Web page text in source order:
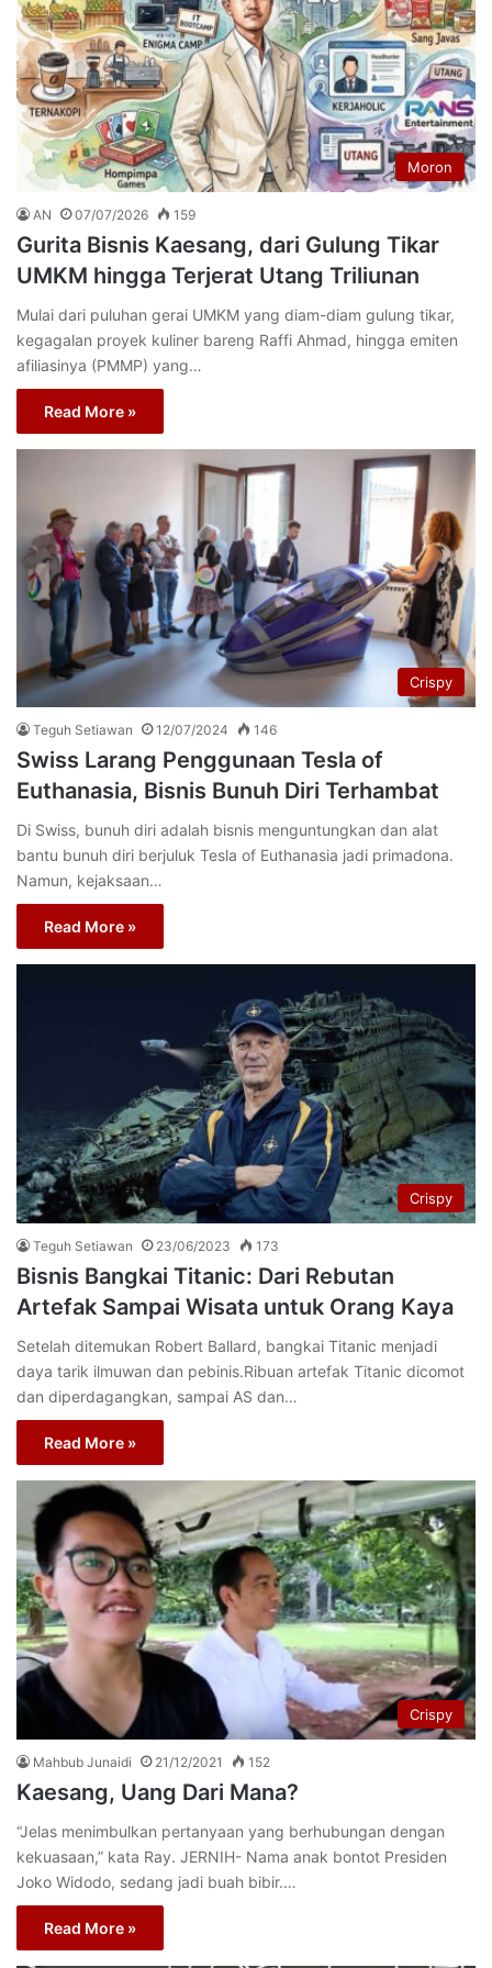
Moron
AN 07/07/2026 159
Gurita Bisnis Kaesang, dari Gulung Tikar
UMKM hingga Terjerat Utang Triliunan
Mulai dari puluhan gerai UMKM yang diam-diam gulung tikar,
kegagalan proyek kuliner bareng Raffi Ahmad, hingga emiten
afiliasinya (PMMP) yang…
Read More »
Crispy
Teguh Setiawan 12/07/2024 146
Swiss Larang Penggunaan Tesla of
Euthanasia, Bisnis Bunuh Diri Terhambat
Di Swiss, bunuh diri adalah bisnis menguntungkan dan alat
bantu bunuh diri berjuluk Tesla of Euthanasia jadi primadona.
Namun, kejaksaan…
Read More »
Crispy
Teguh Setiawan 23/06/2023 173
Bisnis Bangkai Titanic: Dari Rebutan
Artefak Sampai Wisata untuk Orang Kaya
Setelah ditemukan Robert Ballard, bangkai Titanic menjadi
daya tarik ilmuwan dan pebinis.Ribuan artefak Titanic dicomot
dan diperdagangkan, sampai AS dan…
Read More »
Crispy
Mahbub Junaidi 21/12/2021 152
Kaesang, Uang Dari Mana?
“Jelas menimbulkan pertanyaan yang berhubungan dengan
kekuasaan,” kata Ray. JERNIH- Nama anak bontot Presiden
Joko Widodo, sedang jadi buah bibir.…
Read More »